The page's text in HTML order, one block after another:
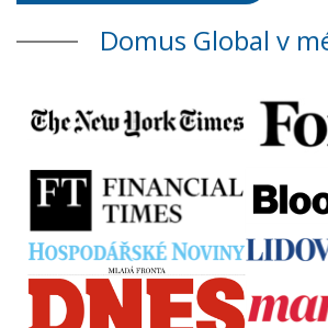
Domus Global v